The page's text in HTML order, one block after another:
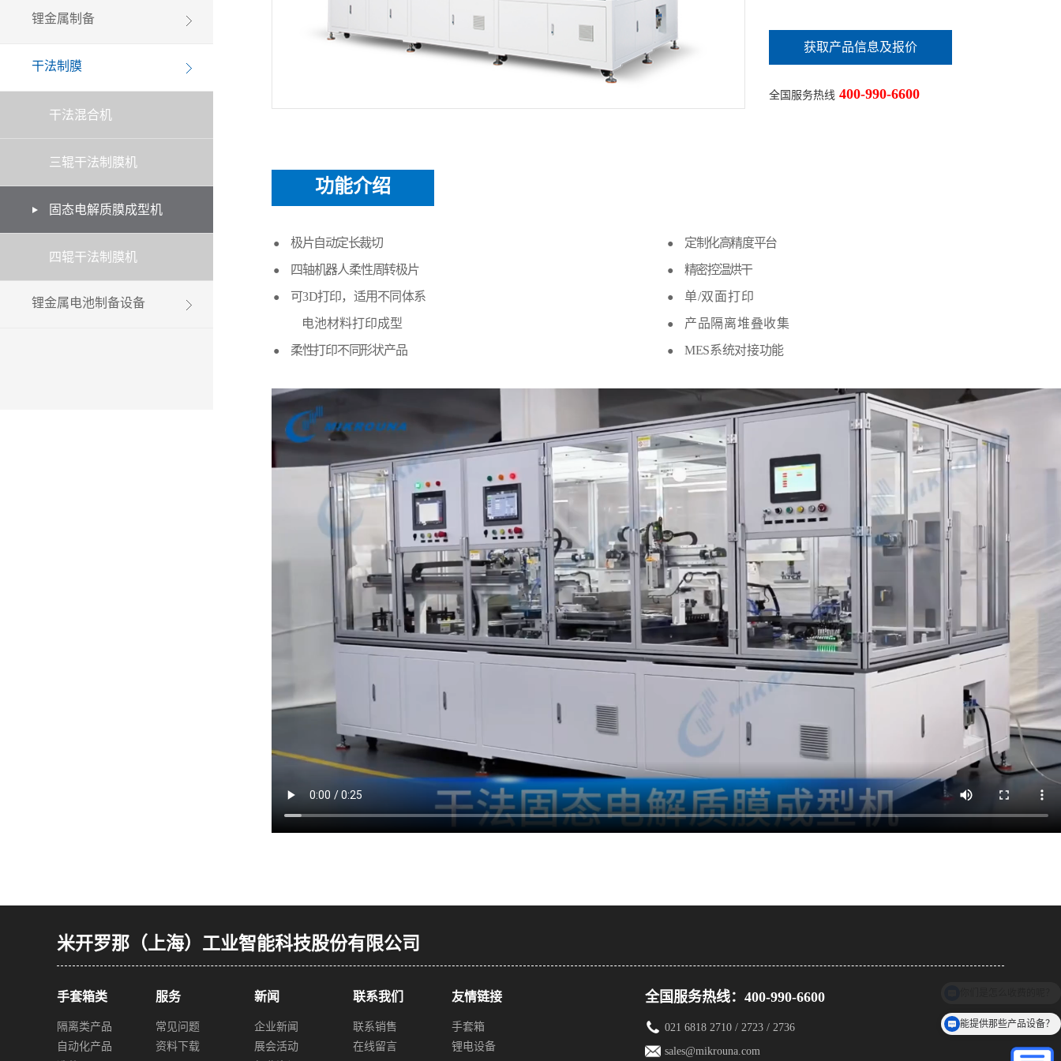
锂金属制备
干法制膜
干法混合机
三辊干法制膜机
固态电解质膜成型机
四辊干法制膜机
锂金属电池制备设备
获取产品信息及报价
全国服务热线 400-990-6600
功能介绍
● 极片自动定长裁切 ● 定制化高精度平台
● 四轴机器人柔性周转极片 ● 精密控温烘干
● 可3D打印，适用不同体系 ● 单/双面打印
电池材料打印成型
● 产品隔离堆叠收集
● 柔性打印不同形状产品 ● MES系统对接功能
米开罗那（上海）工业智能科技股份有限公司
手套箱类
隔离类产品
自动化产品
服务
常见问题
资料下载
新闻
企业新闻
展会活动
联系我们
联系销售
在线留言
友情链接
手套箱
锂电设备
全国服务热线：400-990-6600
021 6818 2710 / 2723 / 2736
sales@mikrouna.com
能提供那些产品设备？